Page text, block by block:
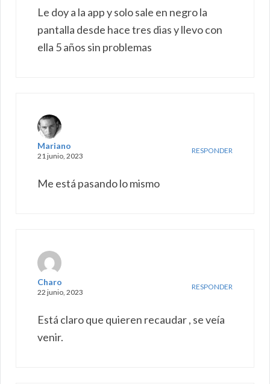
Le doy a la app y solo sale en negro la
pantalla desde hace tres dias y llevo con
ella 5 años sin problemas
Mariano
21 junio, 2023
RESPONDER
Me está pasando lo mismo
Charo
22 junio, 2023
RESPONDER
Está claro que quieren recaudar , se veía
venir.